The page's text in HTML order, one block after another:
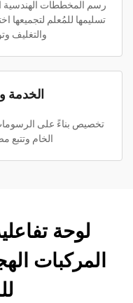
رسم المخططات الهندسية
والتغليف
الخدمة
تخصيص بناءً على
الخام وتتبع
لوحة
المركبات